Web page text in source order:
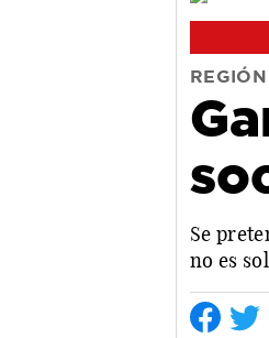
REGIÓN
Se
no es